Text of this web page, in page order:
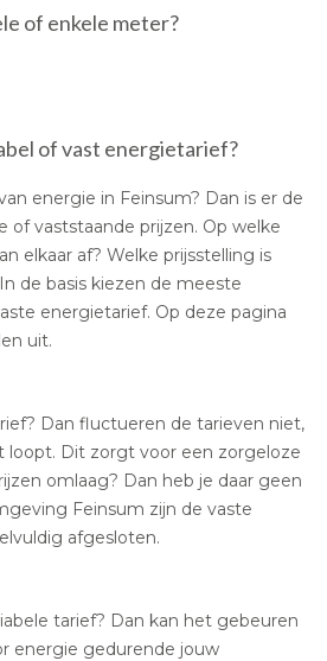
of enkele meter?
of vast energietarief?
energie in Feinsum? Dan is er de
of vaststaande prijzen. Op welke
elkaar af? Welke prijsstelling is
de basis kiezen de meeste
energietarief. Op deze pagina
uit.
Dan fluctueren de tarieven niet,
loopt. Dit zorgt voor een zorgeloze
omlaag? Dan heb je daar geen
Feinsum zijn de vaste
afgesloten.
tarief? Dan kan het gebeuren
energie gedurende jouw